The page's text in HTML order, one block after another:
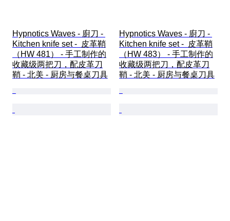
Hypnotics Waves - 廚刀 -
Kitchen knife set -  皮革鞘
（HW 481） - 手工制作的
收藏级两把刀，配皮革刀
鞘 - 北美 - 厨房与餐桌刀具
Hypnotics Waves - 廚刀 -
Kitchen knife set -  皮革鞘
（HW 483） - 手工制作的
收藏级两把刀，配皮革刀
鞘 - 北美 - 厨房与餐桌刀具